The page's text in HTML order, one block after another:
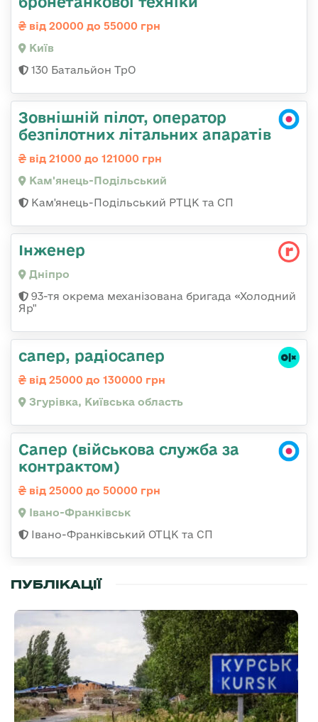
від 20000 до 55000 грн
Київ
130 Батальйон ТрО
Зовнішній пілот, оператор
безпілотних літальних апаратів
від 21000 до 121000 грн
Кам'янець-Подільський
Кам'янець-Подільський РТЦК та СП
Інженер
Дніпро
93-тя окрема механізована бригада «Холодний
Яр"
сапер, радіосапер
від 25000 до 130000 грн
Згурівка, Київська область
Сапер (військова служба за
контрактом)
від 25000 до 50000 грн
Івано-Франківськ
Івано-Франківський ОТЦК та СП
ПУБЛІКАЦІЇ